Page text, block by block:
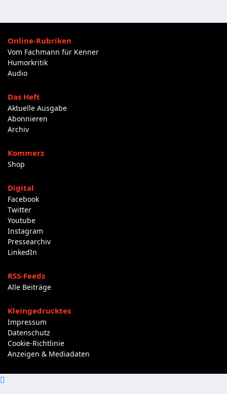
Online-Rubriken
Vom Fachmann für Kenner
Humorkritik
Audio
Das Heft
Aktuelle Ausgabe
Abonnieren
Archiv
Kommerz
Shop
Digital
Facebook
Twitter
Youtube
Instagram
Pressearchiv
LinkedIn
RSS-Feeds
Alle Beiträge
Kleingedrucktes
Impressum
Datenschutz
Cookie-Richtlinie
Anzeigen & Mediadaten